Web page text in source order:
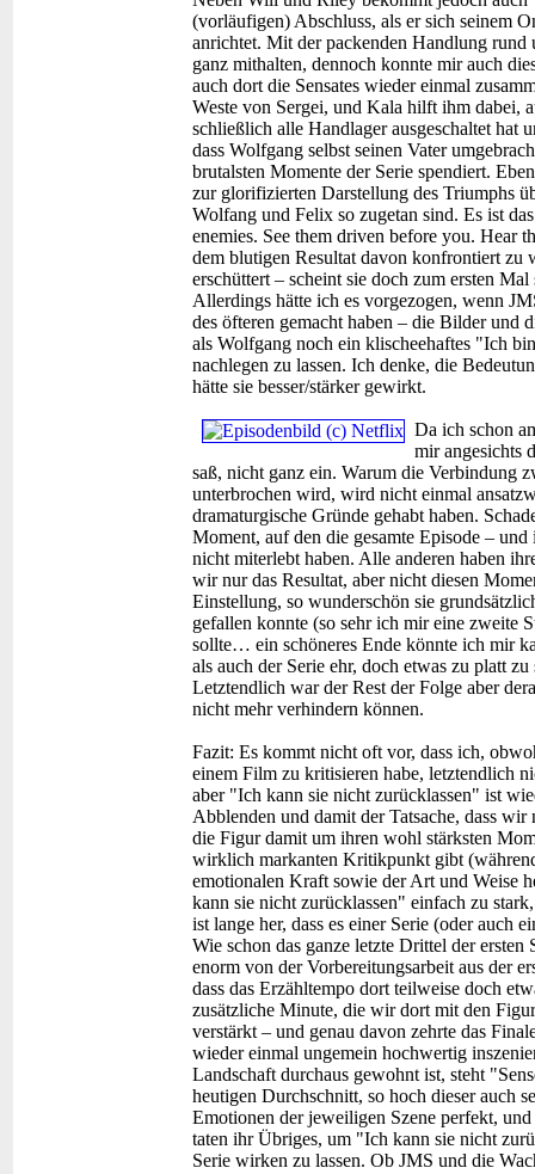
(vorläufigen) Abschluss, als er sich seinem
anrichtet. Mit der packenden Handlung
ganz mithalten, dennoch konnte mir auch
auch dort die Sensates wieder einmal
Weste von Sergei, und Kala hilft ihm dabei,
schließlich alle Handlager ausgeschaltet hat
dass Wolfgang selbst seinen Vater
brutalsten Momente der Serie spendiert.
zur glorifizierten Darstellung des Triumphs
Wolfang und Felix so zugetan sind. Es ist
enemies. See them driven before you. Hear
dem blutigen Resultat davon konfrontiert zu
erschüttert – scheint sie doch zum ersten
Allerdings hätte ich es vorgezogen, wenn
des öfteren gemacht haben – die Bilder und
als Wolfgang noch ein klischeehaftes "Ich
nachlegen zu lassen. Ich denke, die
hätte sie besser/stärker gewirkt.
Da ich schon
mir angesichts
saß, nicht ganz ein. Warum die Verbindung
unterbrochen wird, wird nicht einmal
dramaturgische Gründe gehabt haben.
Moment, auf den die gesamte Episode –
nicht miterlebt haben. Alle anderen haben
wir nur das Resultat, aber nicht diesen
Einstellung, so wunderschön sie
gefallen konnte (so sehr ich mir eine zweite
sollte… ein schöneres Ende könnte ich mir
als auch der Serie ehr, doch etwas zu platt
Letztendlich war der Rest der Folge aber
nicht mehr verhindern können.
Fazit: Es kommt nicht oft vor, dass ich,
einem Film zu kritisieren habe, letztendlich
aber "Ich kann sie nicht zurücklassen" ist
Abblenden und damit der Tatsache, dass
die Figur damit um ihren wohl stärksten
wirklich markanten Kritikpunkt gibt
emotionalen Kraft sowie der Art und Weise
kann sie nicht zurücklassen" einfach zu
ist lange her, dass es einer Serie (oder auch
Wie schon das ganze letzte Drittel der
enorm von der Vorbereitungsarbeit aus der
dass das Erzähltempo dort teilweise doch
zusätzliche Minute, die wir dort mit den
verstärkt – und genau davon zehrte das
wieder einmal ungemein hochwertig
Landschaft durchaus gewohnt ist, steht
heutigen Durchschnitt, so hoch dieser auch
Emotionen der jeweiligen Szene perfekt,
taten ihr Übriges, um "Ich kann sie nicht
Serie wirken zu lassen. Ob JMS und die